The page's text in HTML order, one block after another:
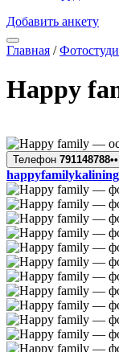
Добавить анкету
Главная /
Happy
Телефон 791148788••